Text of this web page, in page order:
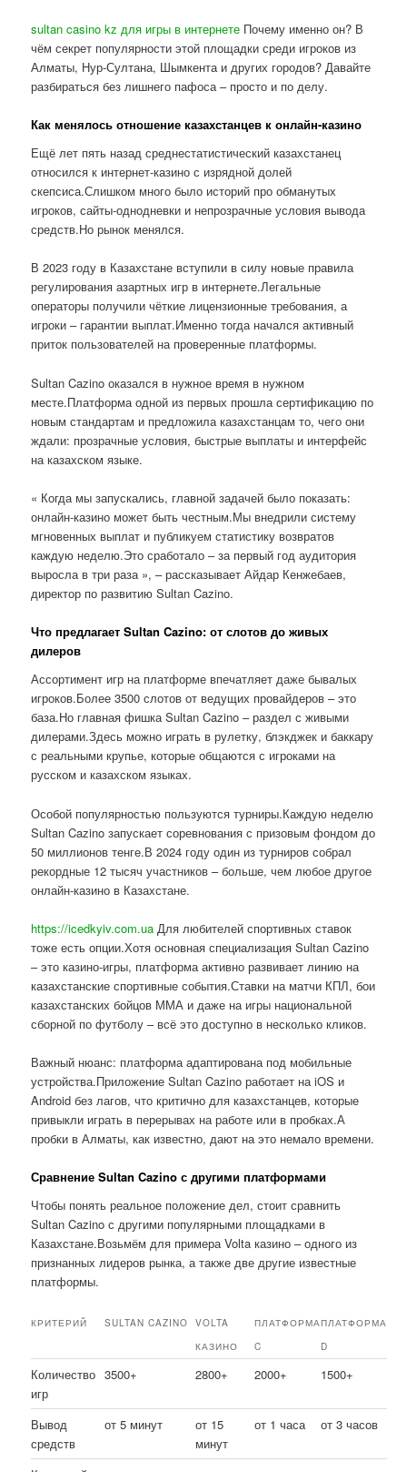
sultan casino kz для игры в интернете Почему именно он? В
чём секрет популярности этой площадки среди игроков из
Алматы, Нур-Султана, Шымкента и других городов? Давайте
разбираться без лишнего пафоса – просто и по делу.
Как менялось отношение казахстанцев к онлайн-казино
Ещё лет пять назад среднестатистический казахстанец
относился к интернет-казино с изрядной долей
скепсиса.Слишком много было историй про обманутых
игроков, сайты-однодневки и непрозрачные условия вывода
средств.Но рынок менялся.
В 2023 году в Казахстане вступили в силу новые правила
регулирования азартных игр в интернете.Легальные
операторы получили чёткие лицензионные требования, а
игроки – гарантии выплат.Именно тогда начался активный
приток пользователей на проверенные платформы.
Sultan Cazino оказался в нужное время в нужном
месте.Платформа одной из первых прошла сертификацию по
новым стандартам и предложила казахстанцам то, чего они
ждали: прозрачные условия, быстрые выплаты и интерфейс
на казахском языке.
« Когда мы запускались, главной задачей было показать:
онлайн-казино может быть честным.Мы внедрили систему
мгновенных выплат и публикуем статистику возвратов
каждую неделю.Это сработало – за первый год аудитория
выросла в три раза », – рассказывает Айдар Кенжебаев,
директор по развитию Sultan Cazino.
Что предлагает Sultan Cazino: от слотов до живых
дилеров
Ассортимент игр на платформе впечатляет даже бывалых
игроков.Более 3500 слотов от ведущих провайдеров – это
база.Но главная фишка Sultan Cazino – раздел с живыми
дилерами.Здесь можно играть в рулетку, блэкджек и баккару
с реальными крупье, которые общаются с игроками на
русском и казахском языках.
Особой популярностью пользуются турниры.Каждую неделю
Sultan Cazino запускает соревнования с призовым фондом до
50 миллионов тенге.В 2024 году один из турниров собрал
рекордные 12 тысяч участников – больше, чем любое другое
онлайн-казино в Казахстане.
https://icedkyiv.com.ua Для любителей спортивных ставок
тоже есть опции.Хотя основная специализация Sultan Cazino
– это казино-игры, платформа активно развивает линию на
казахстанские спортивные события.Ставки на матчи КПЛ, бои
казахстанских бойцов ММА и даже на игры национальной
сборной по футболу – всё это доступно в несколько кликов.
Важный нюанс: платформа адаптирована под мобильные
устройства.Приложение Sultan Cazino работает на iOS и
Android без лагов, что критично для казахстанцев, которые
привыкли играть в перерывах на работе или в пробках.А
пробки в Алматы, как известно, дают на это немало времени.
Сравнение Sultan Cazino с другими платформами
Чтобы понять реальное положение дел, стоит сравнить
Sultan Cazino с другими популярными площадками в
Казахстане.Возьмём для примера Volta казино – одного из
признанных лидеров рынка, а также две другие известные
платформы.
КРИТЕРИЙ SULTAN CAZINO
VOLTA
КАЗИНО
ПЛАТФОРМА
C
ПЛАТФОРМА
D
Количество
игр
3500+ 2800+ 2000+ 1500+
Вывод
средств
от 5 минут
от 15
минут
от 1 часа от 3 часов